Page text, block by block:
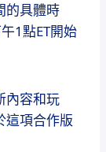
的具體時
1點ET開始
內容和玩
這項合作版